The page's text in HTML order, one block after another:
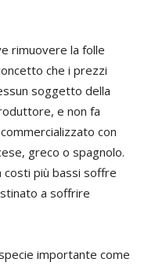
rimuovere la folle
che i prezzi
soggetto della
e non fa
con
greco o spagnolo.
costi più bassi soffre
a soffrire
importante come